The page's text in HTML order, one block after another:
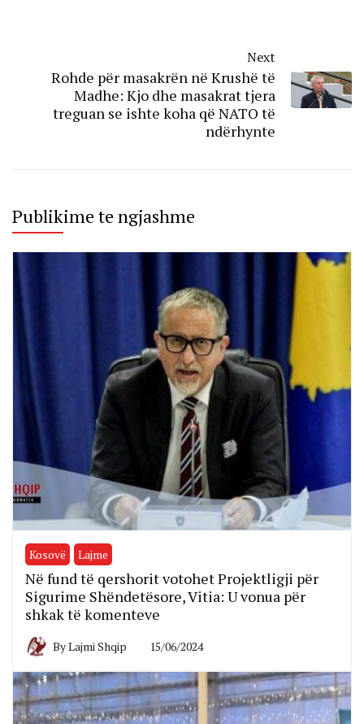
Next
Rohde për masakrën në Krushë të
Madhe: Kjo dhe masakrat tjera
treguan se ishte koha që NATO të
ndërhynte
Publikime te ngjashme
Kosovë Lajme
Në fund të qershorit votohet Projektligji për
Sigurime Shëndetësore, Vitia: U vonua për
shkak të komenteve
ByLajmi Shqip 15/06/2024